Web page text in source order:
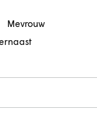
Mevrouw